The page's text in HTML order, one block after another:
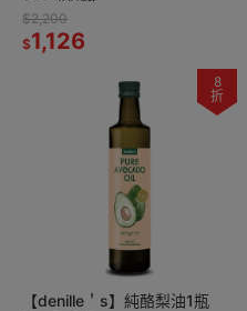
$2,200
$1,126
8
折
【denille＇s】純酪梨油1瓶